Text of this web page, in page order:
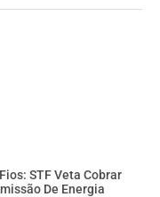
STF Veta Cobrar
De Energia